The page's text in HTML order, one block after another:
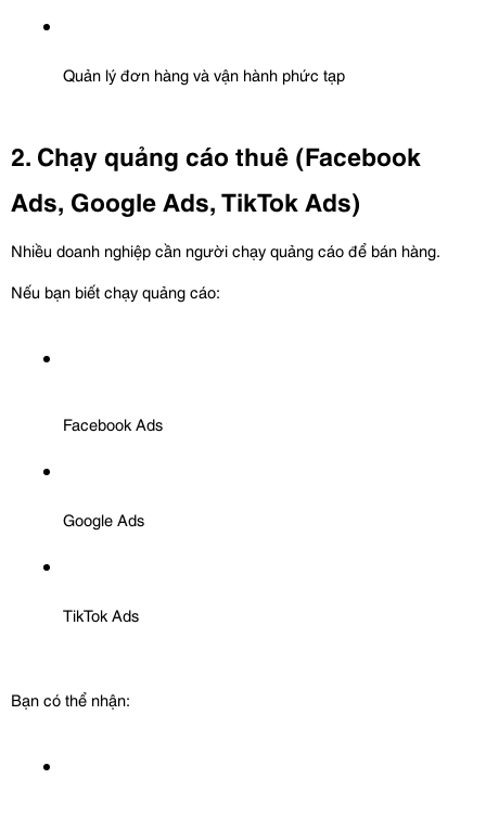
Quản lý đơn hàng và vận hành phức tạp
2. Chạy quảng cáo thuê (Facebook
Ads, Google Ads, TikTok Ads)
Nhiều doanh nghiệp cần người chạy quảng cáo để bán hàng.
Nếu bạn biết chạy quảng cáo:
Facebook Ads
Google Ads
TikTok Ads
Bạn có thể nhận: